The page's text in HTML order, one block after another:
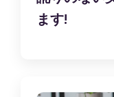
ます!